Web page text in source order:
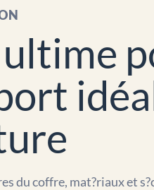
du coffre, mat?riaux et